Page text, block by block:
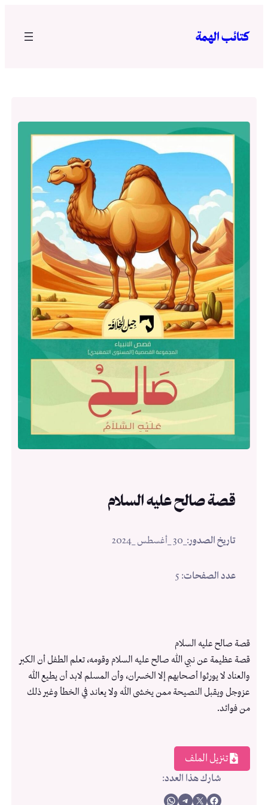
المحتوى
كتائب الهمة
قصة صالح عليه السلام
تاريخ الصدور:
عدد الصفحات: 5
قصة صالح عليه السلام
قصة عظيمة عن نبي الله صالح عليه السلام وقومه، تعلم الطفل أن الكبر
والعناد لا يورثوا أصحابهم إلا الخسران، وأن المسلم لابد أن يطيع الله
عزوجل ويقبل النصيحة ممن يخشى الله ولا يعاند في الخطأ وغير ذلك
من فوائد.
تنزيل الملف
شارك هذا العدد:
Share on Facebook
Share on X
Share on Telegram
Share on WhatsApp